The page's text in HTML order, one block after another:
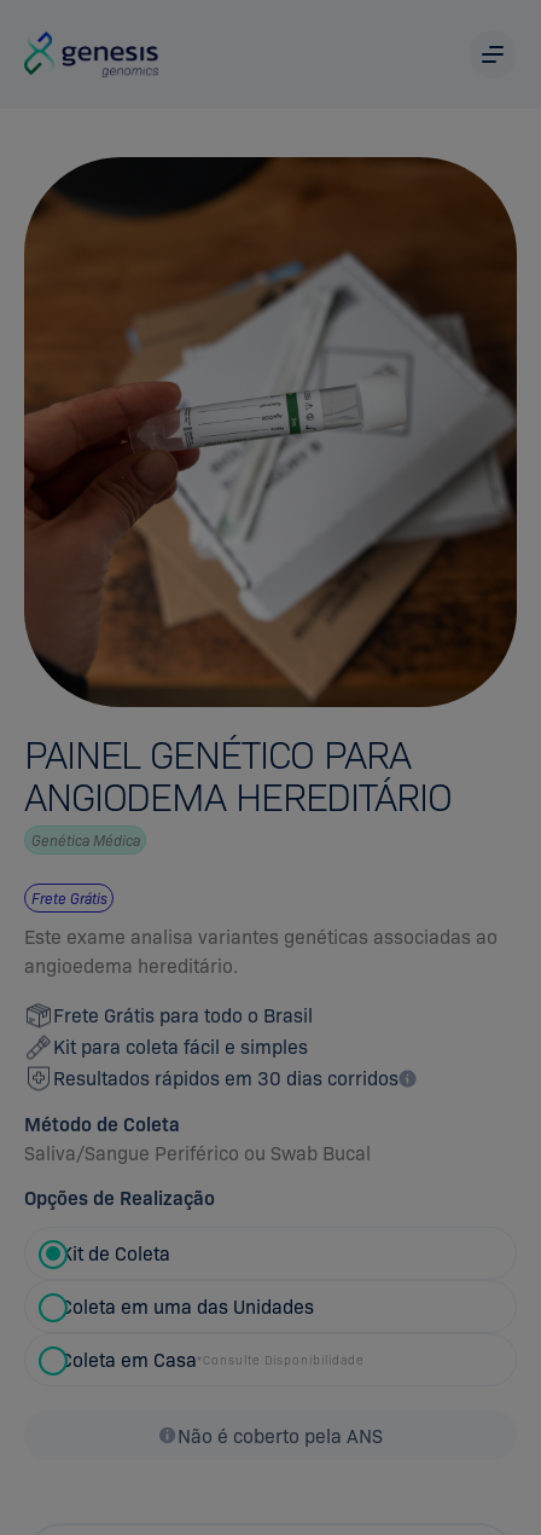
PAINEL GENÉTICO PARA
ANGIODEMA HEREDITÁRIO
Genética Médica
Frete Grátis
Este exame analisa variantes genéticas associadas ao
angioedema hereditário.
Frete Grátis para todo o Brasil
Kit para coleta fácil e simples
Resultados rápidos em 30 dias corridos
Método de Coleta
Saliva/Sangue Periférico ou Swab Bucal
Opções de Realização
Kit de Coleta
Coleta em uma das Unidades
Coleta em Casa*Consulte Disponibilidade
Não é coberto pela ANS